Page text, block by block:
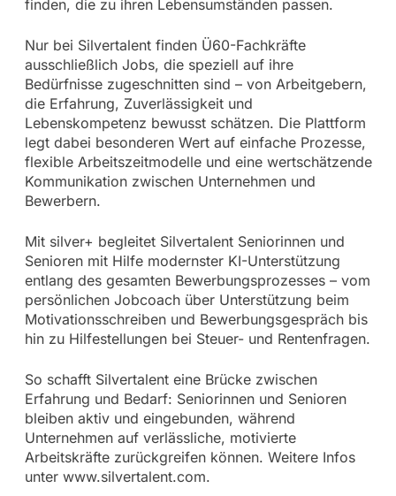
finden, die zu ihren Lebensumständen passen.
Nur bei Silvertalent finden Ü60-Fachkräfte
ausschließlich Jobs, die speziell auf ihre
Bedürfnisse zugeschnitten sind – von Arbeitgebern,
die Erfahrung, Zuverlässigkeit und
Lebenskompetenz bewusst schätzen. Die Plattform
legt dabei besonderen Wert auf einfache Prozesse,
flexible Arbeitszeitmodelle und eine wertschätzende
Kommunikation zwischen Unternehmen und
Bewerbern.
Mit silver+ begleitet Silvertalent Seniorinnen und
Senioren mit Hilfe modernster KI-Unterstützung
entlang des gesamten Bewerbungsprozesses – vom
persönlichen Jobcoach über Unterstützung beim
Motivationsschreiben und Bewerbungsgespräch bis
hin zu Hilfestellungen bei Steuer- und Rentenfragen.
So schafft Silvertalent eine Brücke zwischen
Erfahrung und Bedarf: Seniorinnen und Senioren
bleiben aktiv und eingebunden, während
Unternehmen auf verlässliche, motivierte
Arbeitskräfte zurückgreifen können. Weitere Infos
unter www.silvertalent.com.